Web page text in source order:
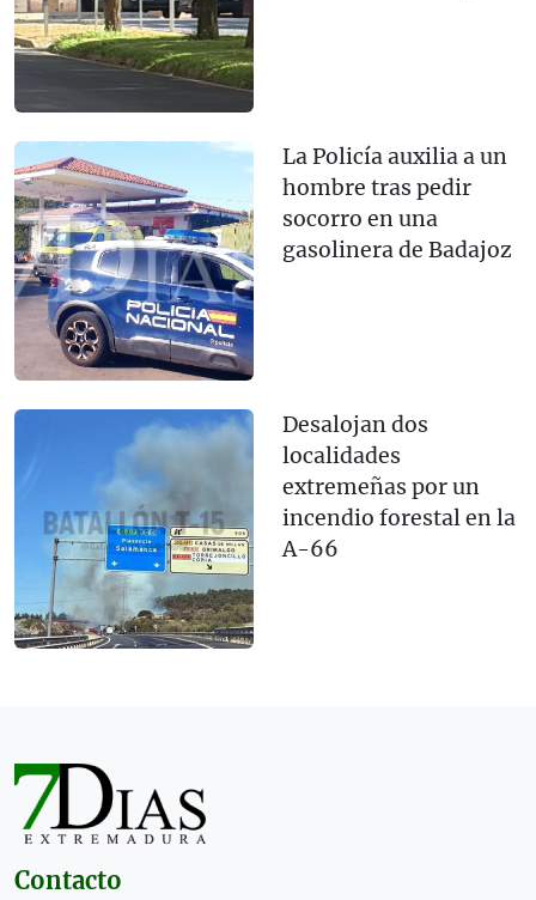
La Policía auxilia a un
hombre tras pedir
socorro en una
gasolinera de Badajoz
Desalojan dos
localidades
extremeñas por un
incendio forestal en la
A-66
Contacto